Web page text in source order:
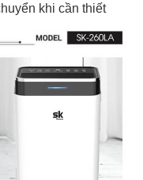
khi cần thiết